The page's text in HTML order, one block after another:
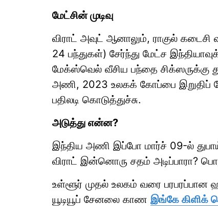
மேட்சின் முடிவு
விராட் அவுட் ஆனாலும், ராகுல்
24 பந்துகள்) சேர்ந்து மேட்ச
மேக்ஸ்வெல் வீசிய பந்தை சிக்ஸருக்கு
அணி, 2023 உலகக் கோப்பை இறுதிப்
பதிலடி கொடுத்துச்சு.
அடுத்து என்ன?
இந்திய அணி இப்போ மார்ச் 09-ல்
விராட் இன்னொரு சதம் அடிப்பாரா?
உள்ளூர் முதல் உலகம் வரை பரபரப்பான
யூடியூப் சேனலை காண இங்கே கிளிக்